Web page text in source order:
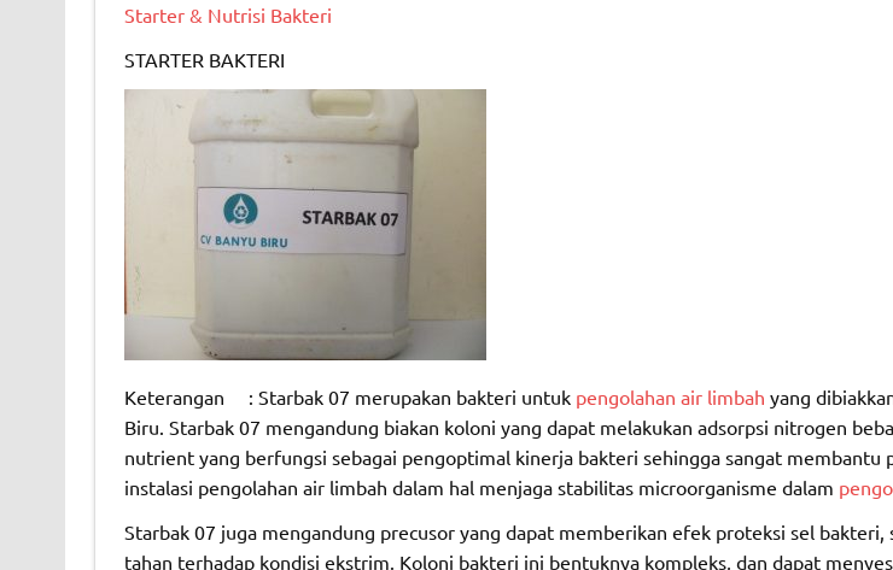
Starter & Nutrisi Bakteri
STARTER BAKTERI
Keterangan : Starbak 07 merupakan bakteri untuk pengolahan air limbah yang
Biru. Starbak 07 mengandung biakan koloni yang dapat melakukan adsorpsi nitrogen
nutrient yang berfungsi sebagai pengoptimal kinerja bakteri sehingga sangat membantu
instalasi pengolahan air limbah dalam hal menjaga stabilitas microorganisme dalam
Starbak 07 juga mengandung precusor yang dapat memberikan efek proteksi sel bakteri,
tahan terhadap kondisi ekstrim. Koloni bakteri ini bentuknya kompleks, dan dapat